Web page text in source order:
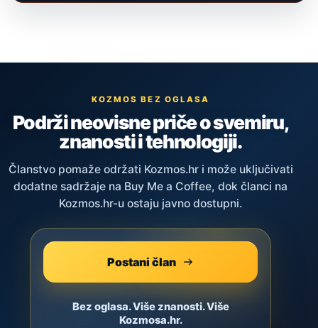
KOZMOS BEZ OGLASA
Podrži neovisne priče o svemiru,
znanosti i tehnologiji.
Članstvo pomaže održati Kozmos.hr i može uključivati
dodatne sadržaje na Buy Me a Coffee, dok članci na
Kozmos.hr-u ostaju javno dostupni.
Postani član
Bez oglasa. Više znanosti. Više
Kozmosa.hr.